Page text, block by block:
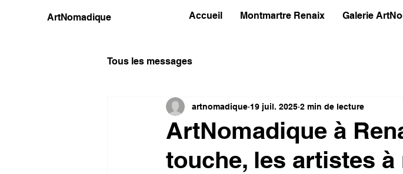
ArtNomadique Accueil Montmartre Renaix Galerie
Tous les messages
ArtNomadique à
touche, les artistes
artnomadique 19 juil. 2025 2 min de lecture